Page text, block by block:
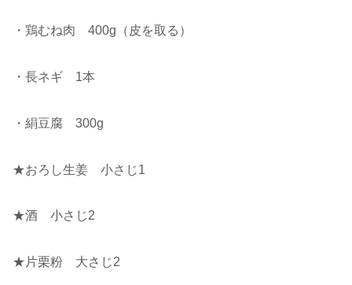
・鶏むね肉 400g（皮を取る）
・長ネギ 1本
・絹豆腐 300g
★おろし生姜 小さじ1
★酒 小さじ2
★片栗粉 大さじ2